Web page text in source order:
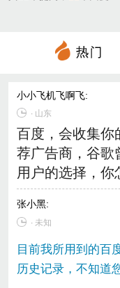
小小飞机飞啊飞:
∙ 山东
百度，会收集你
荐广告商，谷歌
用户的选择，你
张小黑:
∙ 未知
目前我所用到的百
历史记录，不知道